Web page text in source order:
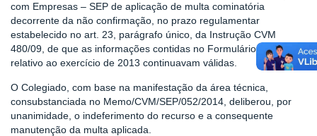
com Empresas – SEP de aplicação de multa cominatória
decorrente da não confirmação, no prazo regulamentar
estabelecido no art. 23, parágrafo único, da Instrução CVM
480/09, de que as informações contidas no Formulário Cadastral
relativo ao exercício de 2013 continuavam válidas.
O Colegiado, com base na manifestação da área técnica,
consubstanciada no Memo/CVM/SEP/052/2014, deliberou, por
unanimidade, o indeferimento do recurso e a consequente
manutenção da multa aplicada.